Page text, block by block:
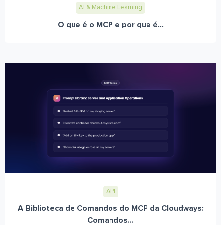
AI & Machine Learning
O que é o MCP e por que é...
API
A Biblioteca de Comandos do MCP da Cloudways:
Comandos...